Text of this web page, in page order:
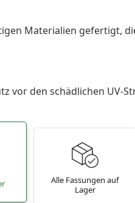
Materialien gefertigt,
vor den schädlichen UV-
Alle Fassungen auf
Lager